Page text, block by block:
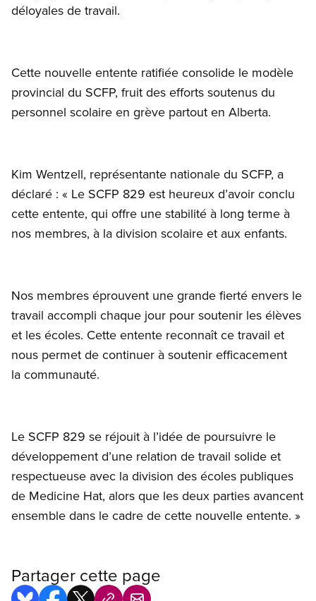
déloyales de travail.
Cette nouvelle entente ratifiée consolide le modèle
provincial du SCFP, fruit des efforts soutenus du
personnel scolaire en grève partout en Alberta.
Kim Wentzell, représentante nationale du SCFP, a
déclaré : « Le SCFP 829 est heureux d’avoir conclu
cette entente, qui offre une stabilité à long terme à
nos membres, à la division scolaire et aux enfants.
Nos membres éprouvent une grande fierté envers le
travail accompli chaque jour pour soutenir les élèves
et les écoles. Cette entente reconnaît ce travail et
nous permet de continuer à soutenir efficacement
la communauté.
Le SCFP 829 se réjouit à l’idée de poursuivre le
développement d’une relation de travail solide et
respectueuse avec la division des écoles publiques
de Medicine Hat, alors que les deux parties avancent
ensemble dans le cadre de cette nouvelle entente. »
Partager cette page